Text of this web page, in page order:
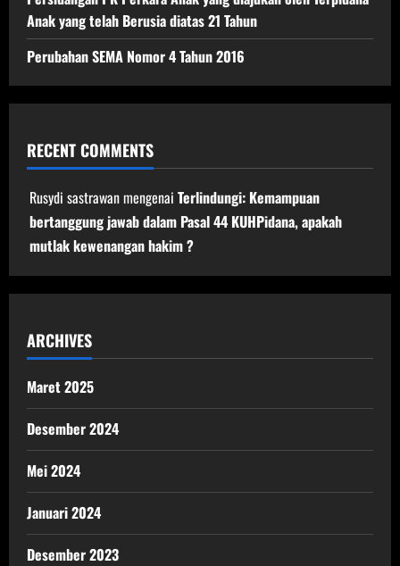
Anak yang telah Berusia diatas 21 Tahun
Perubahan SEMA Nomor 4 Tahun 2016
RECENT COMMENTS
Rusydi sastrawanmengenai Terlindungi: Kemampuan
bertanggung jawab dalam Pasal 44 KUHPidana, apakah
mutlak kewenangan hakim ?
ARCHIVES
Maret 2025
Desember 2024
Mei 2024
Januari 2024
Desember 2023